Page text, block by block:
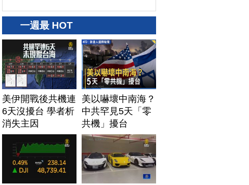
一週最 HOT
美伊開戰後共機連
6天沒擾台 學者析
消失主因
美以嚇壞中南海？
中共罕見5天「零
共機」擾台